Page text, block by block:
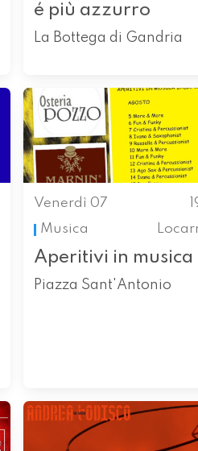
é più azzurro
La Bottega di Gandria
Venerdì 07
Musica
Aperitivi in musica
Piazza Sant'Antonio